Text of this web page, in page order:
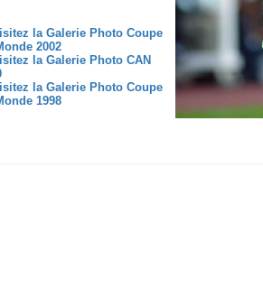
la Galerie Photo Coupe
2002
la Galerie Photo CAN
la Galerie Photo Coupe
1998